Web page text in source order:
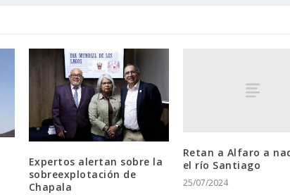
Expertos alertan sobre la
sobreexplotación de
Chapala
Retan a Alfaro a
el río Santiago
25/07/2024